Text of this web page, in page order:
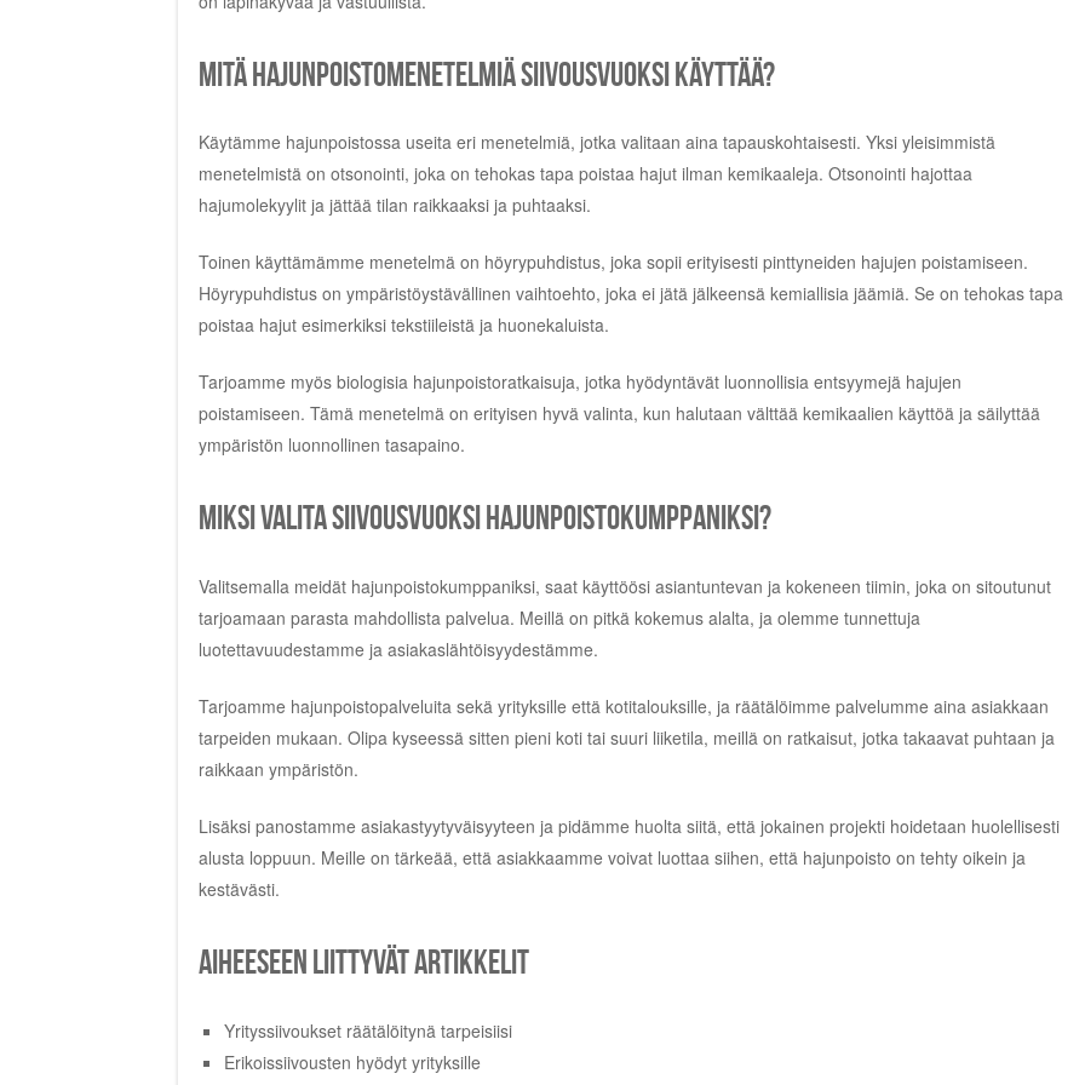
Mitä hajunpoistomenetelmiä Siivousvuoksi käyttää?
Käytämme hajunpoistossa useita eri menetelmiä, jotka valitaan aina tapauskohtaisesti. Yksi yleisimmistä
menetelmistä on otsonointi, joka on tehokas tapa poistaa hajut ilman kemikaaleja. Otsonointi hajottaa
hajumolekyylit ja jättää tilan raikkaaksi ja puhtaaksi.
Toinen käyttämämme menetelmä on höyrypuhdistus, joka sopii erityisesti pinttyneiden hajujen poistamiseen.
Höyrypuhdistus on ympäristöystävällinen vaihtoehto, joka ei jätä jälkeensä kemiallisia jäämiä. Se on tehokas tapa
poistaa hajut esimerkiksi tekstiileistä ja huonekaluista.
Tarjoamme myös biologisia hajunpoistoratkaisuja, jotka hyödyntävät luonnollisia entsyymejä hajujen
poistamiseen. Tämä menetelmä on erityisen hyvä valinta, kun halutaan välttää kemikaalien käyttöä ja säilyttää
ympäristön luonnollinen tasapaino.
Miksi valita Siivousvuoksi hajunpoistokumppaniksi?
Valitsemalla meidät hajunpoistokumppaniksi, saat käyttöösi asiantuntevan ja kokeneen tiimin, joka on sitoutunut
tarjoamaan parasta mahdollista palvelua. Meillä on pitkä kokemus alalta, ja olemme tunnettuja
luotettavuudestamme ja asiakaslähtöisyydestämme.
Tarjoamme hajunpoistopalveluita sekä yrityksille että kotitalouksille, ja räätälöimme palvelumme aina asiakkaan
tarpeiden mukaan. Olipa kyseessä sitten pieni koti tai suuri liiketila, meillä on ratkaisut, jotka takaavat puhtaan ja
raikkaan ympäristön.
Lisäksi panostamme asiakastyytyväisyyteen ja pidämme huolta siitä, että jokainen projekti hoidetaan huolellisesti
alusta loppuun. Meille on tärkeää, että asiakkaamme voivat luottaa siihen, että hajunpoisto on tehty oikein ja
kestävästi.
Aiheeseen liittyvät artikkelit
Yrityssiivoukset räätälöitynä tarpeisiisi
Erikoissiivousten hyödyt yrityksille